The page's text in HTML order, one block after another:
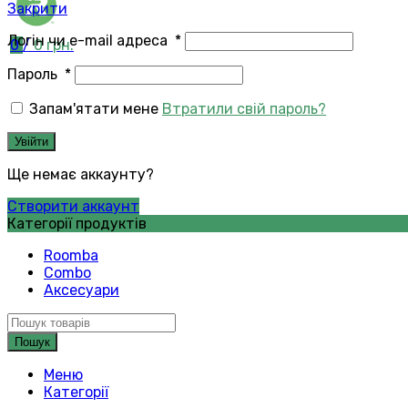
0/ 0 грн.
Закрити
Логін чи e-mail адреса *
Пароль *
Запам'ятати мене Втратили свій пароль?
Увійти
Ще немає аккаунту?
Створити аккаунт
Категорії продуктів
Roomba
Combo
Аксесуари
Пошук
Меню
Категорії